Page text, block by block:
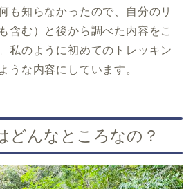
も知らなかったので、自分のリ
含む）と後から調べた内容をこ
私のように初めてのトレッキン
うな内容にしています。
どんなところなの？